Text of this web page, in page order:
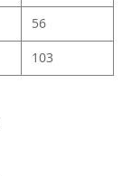
56
103